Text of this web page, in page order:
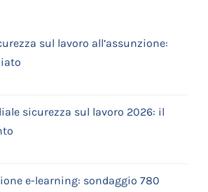
sul lavoro all’assunzione:
sicurezza sul lavoro 2026: il
e-learning: sondaggio 780